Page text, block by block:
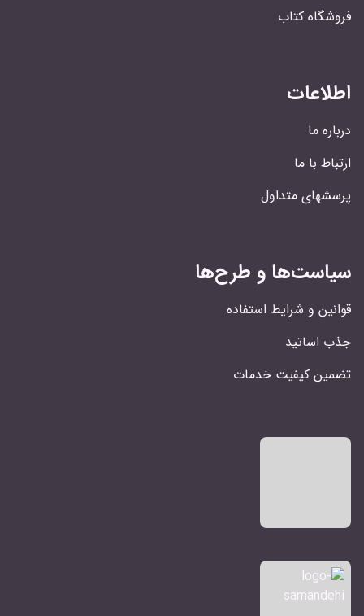
فروشگاه کتاب
اطلاعات
درباره ما
ارتباط با ما
پرسشهای متداول
سیاست‌ها و طرح‌ها
قوانین و شرایط استفاده
جذب اساتید
تضمین کیفیت خدمات